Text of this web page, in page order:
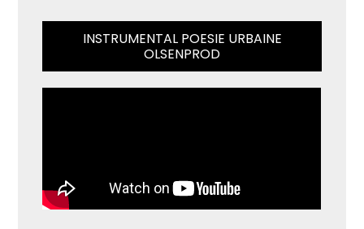
INSTRUMENTAL POESIE URBAINE
OLSENPROD